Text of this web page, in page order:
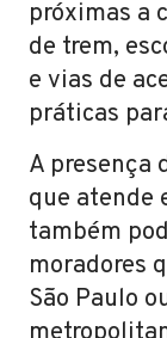
próximas a
de trem,
e vias de
práticas
A presença
que atende
também
moradores
São Paulo